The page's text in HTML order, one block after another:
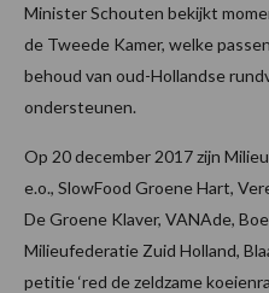
Minister Schouten bekijkt
de Tweede Kamer, welke
behoud van oud-Hollandse
ondersteunen.
Op 20 december 2017 zijn
e.o., SlowFood Groene Hart,
De Groene Klaver, VANAde,
Milieufederatie Zuid Holland,
petitie ‘red de zeldzame